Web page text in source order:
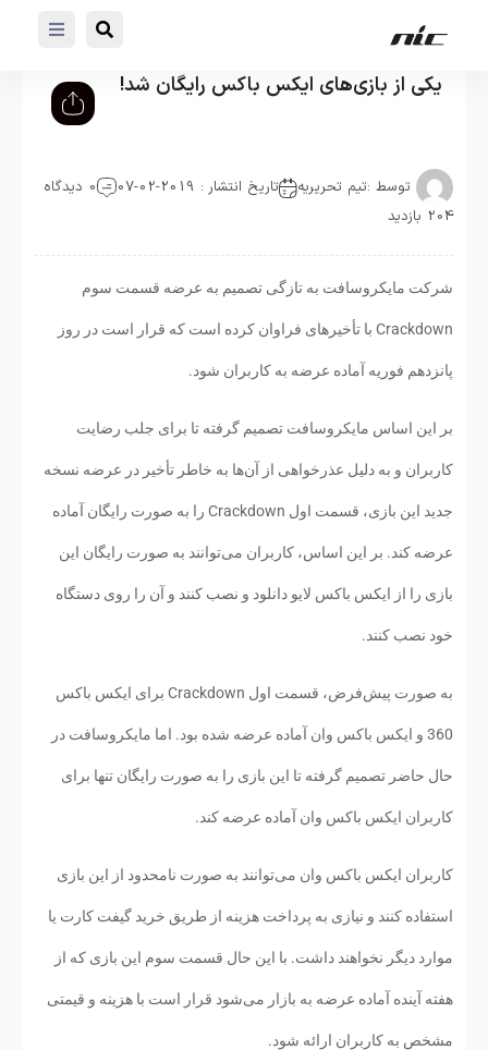
یکی از بازی‌های ایکس باکس رایگان شد!
توسط :تیم تحریریه تاریخ انتشار : 2019-02-07
0 دیدگاه
204 بازدید
شرکت مایکروسافت به تازگی تصمیم به عرضه قسمت سوم
Crackdown با تأخیرهای فراوان کرده است که قرار است در روز
پانزدهم فوریه آماده عرضه به کاربران شود.
بر این اساس مایکروسافت تصمیم گرفته تا برای جلب رضایت
کاربران و به دلیل عذرخواهی از آن‌ها به خاطر تأخیر در عرضه نسخه
جدید این بازی، قسمت اول Crackdown را به صورت رایگان آماده
عرضه کند. بر این اساس، کاربران می‌توانند به صورت رایگان این
بازی را از ایکس باکس لایو دانلود و نصب کنند و آن را روی دستگاه
خود نصب کنند.
به صورت پیش‌فرض، قسمت اول Crackdown برای ایکس باکس
360 و ایکس باکس وان آماده عرضه شده بود. اما مایکروسافت در
حال حاضر تصمیم گرفته تا این بازی را به صورت رایگان تنها برای
کاربران ایکس باکس وان آماده عرضه کند.
کاربران ایکس باکس وان می‌توانند به صورت نامحدود از این بازی
استفاده کنند و نیازی به پرداخت هزینه از طریق خرید گیفت کارت یا
موارد دیگر نخواهند داشت. با این حال قسمت سوم این بازی که از
هفته آینده آماده عرضه به بازار می‌شود قرار است با هزینه و قیمتی
مشخص به کاربران ارائه شود.